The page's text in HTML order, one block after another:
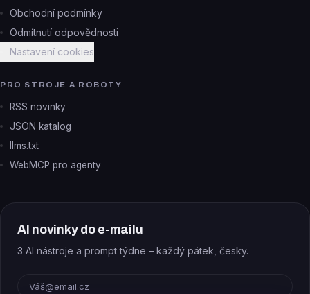
Obchodní podmínky
Odmítnutí odpovědnosti
Nastavení cookies
PRO STROJE A ROBOTY
RSS novinky
JSON katalog
llms.txt
WebMCP pro agenty
AI novinky do e-mailu
3 AI nástroje a prompt týdne – každý pátek, česky.